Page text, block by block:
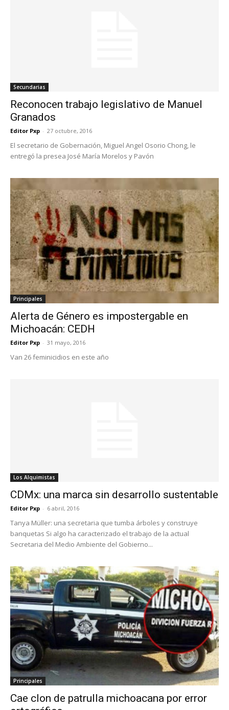
Secundarias
Reconocen trabajo legislativo de Manuel
Granados
Editor Pxp - 27 octubre, 2016
El secretario de Gobernación, Miguel Angel Osorio Chong, le
entregó la presea José María Morelos y Pavón
Principales
Alerta de Género es impostergable en
Michoacán: CEDH
Editor Pxp - 31 mayo, 2016
Van 26 feminicidios en este año
Los Alquimistas
CDMx: una marca sin desarrollo sustentable
Editor Pxp - 6 abril, 2016
Tanya Müller: una secretaria que tumba árboles y construye
banquetas Si algo ha caracterizado el trabajo de la actual
Secretaria del Medio Ambiente del Gobierno...
Principales
Cae clon de patrulla michoacana por error